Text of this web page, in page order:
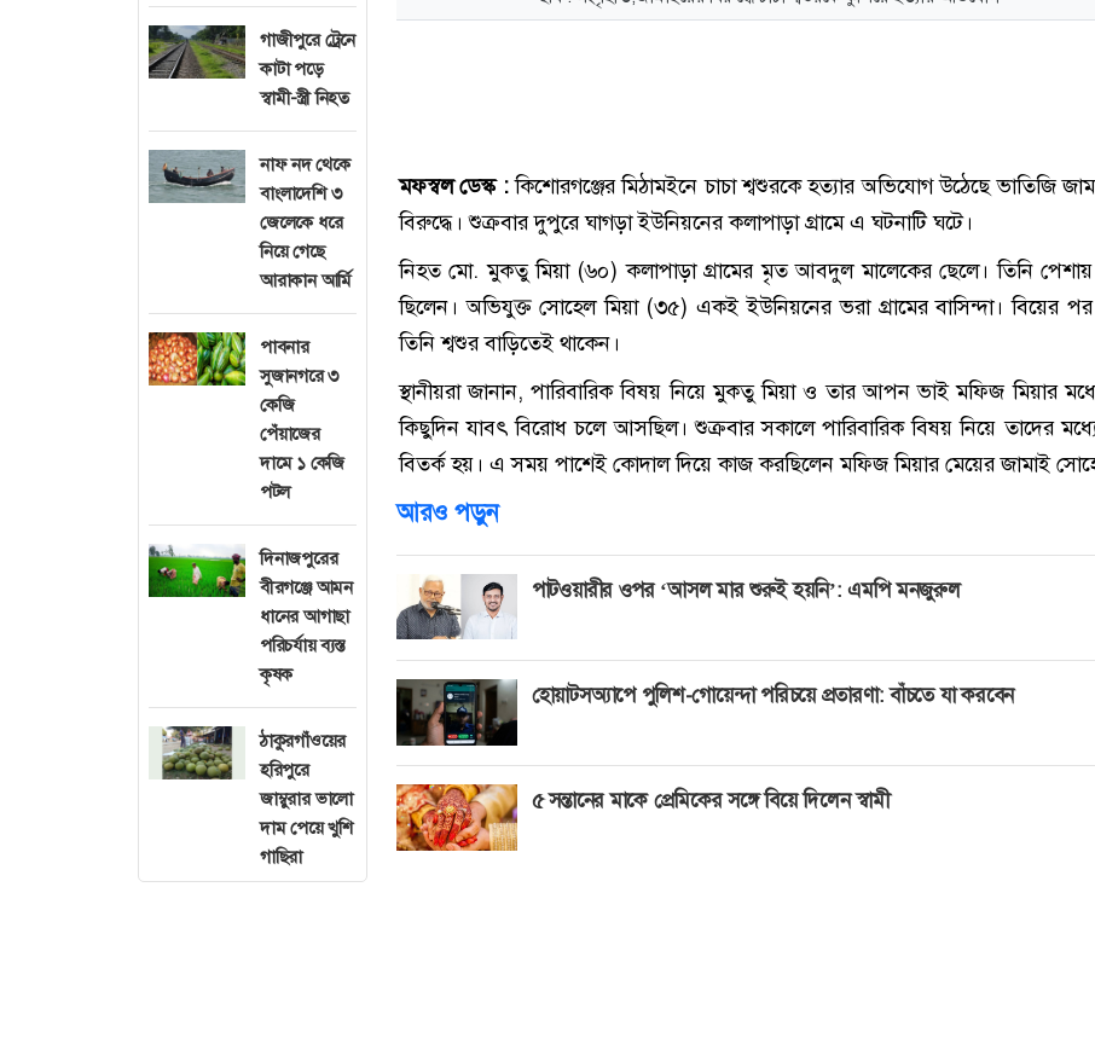
গাজীপুরে ট্রেনে
কাটা পড়ে
স্বামী-স্ত্রী নিহত
নাফ নদ থেকে
বাংলাদেশি ৩
জেলেকে ধরে
নিয়ে গেছে
আরাকান আর্মি
পাবনার
সুজানগরে ৩
কেজি
পেঁয়াজের
দামে ১ কেজি
পটল
দিনাজপুরের
বীরগঞ্জে আমন
ধানের আগাছা
পরিচর্যায় ব্যস্ত
কৃষক
ঠাকুরগাঁওয়ের
হরিপুরে
জাম্বুরার ভালো
দাম পেয়ে খুশি
গাছিরা
মফস্বল ডেস্ক :কিশোরগঞ্জের মিঠামইনে চাচা শ্বশুরকে হত্যার অভিযোগ উঠেছে ভাতিজি
বিরুদ্ধে। শুক্রবার দুপুরে ঘাগড়া ইউনিয়নের কলাপাড়া গ্রামে এ ঘটনাটি ঘটে।
নিহত মো. মুকতু মিয়া (৬০) কলাপাড়া গ্রামের মৃত আবদুল মালেকের ছেলে। তিনি
ছিলেন। অভিযুক্ত সোহেল মিয়া (৩৫) একই ইউনিয়নের ভরা গ্রামের বাসিন্দা। বিয়ের
তিনি শ্বশুর বাড়িতেই থাকেন।
স্থানীয়রা জানান, পারিবারিক বিষয় নিয়ে মুকতু মিয়া ও তার আপন ভাই মফিজ মিয়ার
কিছুদিন যাবৎ বিরোধ চলে আসছিল। শুক্রবার সকালে পারিবারিক বিষয় নিয়ে তাদের
বিতর্ক হয়। এ সময় পাশেই কোদাল দিয়ে কাজ করছিলেন মফিজ মিয়ার মেয়ের জামাই
আরও পড়ুন
পাটওয়ারীর ওপর ‘আসল মার শুরুই হয়নি’: এমপি মনজুরুল
হোয়াটসঅ্যাপে পুলিশ-গোয়েন্দা পরিচয়ে প্রতারণা: বাঁচতে যা করবেন
৫ সন্তানের মাকে প্রেমিকের সঙ্গে বিয়ে দিলেন স্বামী